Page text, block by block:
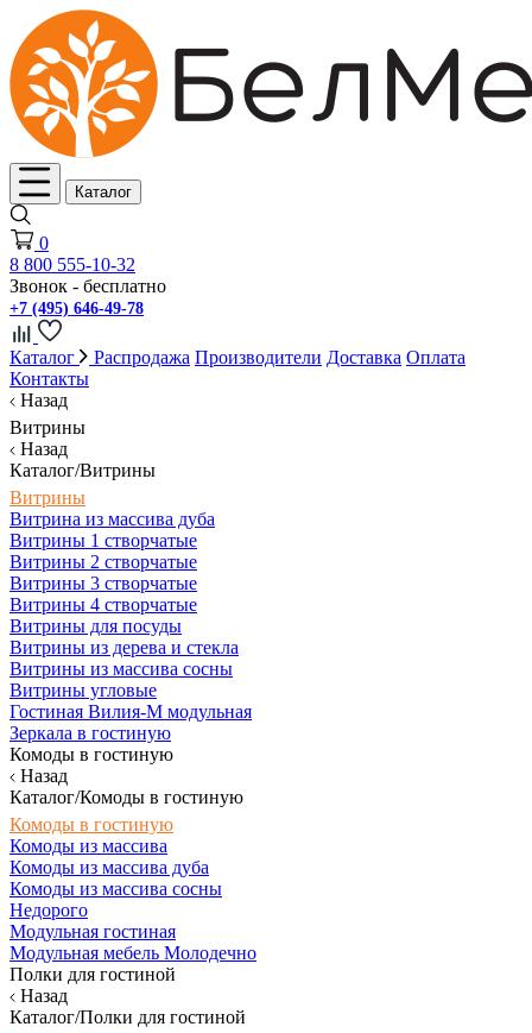
Каталог
0
8 800 555-10-32
Звонок - бесплатно
+7 (495) 646-49-78
Каталог Распродажа Производители Доставка Оплата
Контакты
Назад
Витрины
Назад
Каталог/Витрины
Витрины
Витрина из массива дуба
Витрины 1 створчатые
Витрины 2 створчатые
Витрины 3 створчатые
Витрины 4 створчатые
Витрины для посуды
Витрины из дерева и стекла
Витрины из массива сосны
Витрины угловые
Гостиная Вилия-М модульная
Зеркала в гостиную
Комоды в гостиную
Назад
Каталог/Комоды в гостиную
Комоды в гостиную
Комоды из массива
Комоды из массива дуба
Комоды из массива сосны
Недорого
Модульная гостиная
Модульная мебель Молодечно
Полки для гостиной
Назад
Каталог/Полки для гостиной